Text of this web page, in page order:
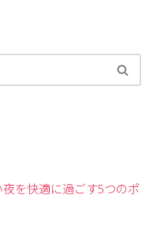
を快適に過ごす5つのポ